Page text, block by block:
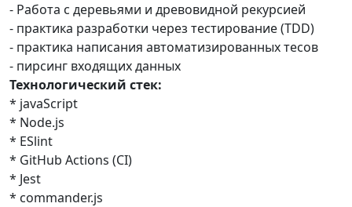
- Работа с деревьями и древовидной рекурсией
- практика разработки через тестирование (TDD)
- практика написания автоматизированных тесов
- пирсинг входящих данных
Технологический стек:
* javaScript
* Node.js
* ESlint
* GitHub Actions (CI)
* Jest
* commander.js